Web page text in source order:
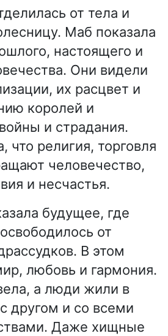
от тела и
Маб показала
настоящего и
Они видели
их расцвет и
королей и
и страдания.
что религия, торговля
человечество,
и несчастья.
будущее, где
от
В этом
любовь и гармония.
а люди жили в
другом и со всеми
Даже хищные